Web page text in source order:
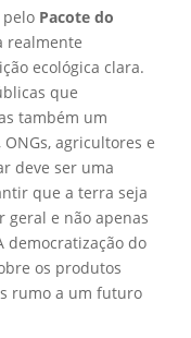
pelo Pacote do
realmente
ecológica clara.
que
também um
agricultores e
deve ser uma
que a terra seja
geral e não apenas
democratização do
os produtos
rumo a um futuro